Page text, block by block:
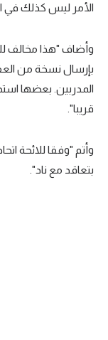
الأمر ليس كذلك في
وأضاف "هذا مخالف
بإرسال نسخة من
المدربين. بعضها
قريبا".
وأتم "وفقا للائحة
بتعاقد مع ناد".